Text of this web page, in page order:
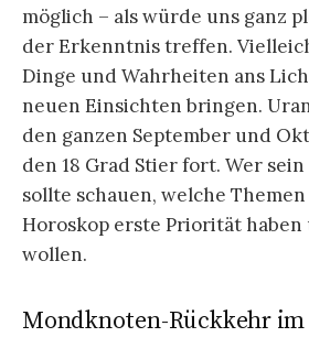
möglich – als würde uns ganz
der Erkenntnis treffen.
Dinge und Wahrheiten ans
neuen Einsichten bringen.
den ganzen September und
den 18 Grad Stier fort. Wer
sollte schauen, welche
Horoskop erste Priorität
wollen.
Mondknoten-Rückkehr